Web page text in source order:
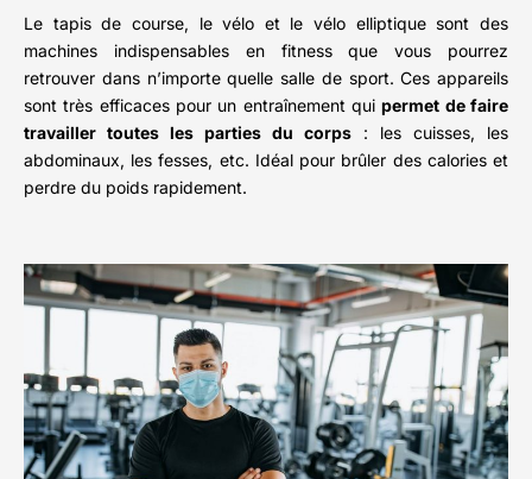
Le tapis de course, le vélo et le vélo elliptique sont des
machines indispensables en fitness que vous pourrez
retrouver dans n’importe quelle salle de sport. Ces appareils
sont très efficaces pour un entraînement quipermet de faire
travailler toutes les parties du corps : les cuisses, les
abdominaux, les fesses, etc. Idéal pour brûler des calories et
perdre du poids rapidement.